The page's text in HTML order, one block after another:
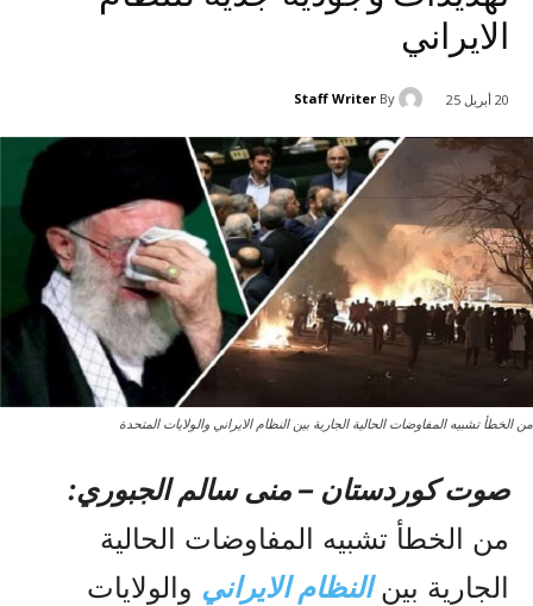
الايراني
20 أبريل 25 By
Staff Writer
من الخطأ تشبيه المفاوضات الحالية الجارية بين النظام الايراني والولايات المتحدة
صوت کوردستان – منى سالم الجبوري:
من الخطأ تشبيه المفاوضات الحالية
الجارية بينالنظام الايراني والولايات